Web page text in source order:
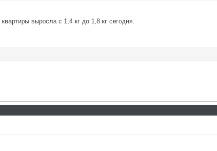
выросла с 1,4 кг до 1,8 кг сегодня.